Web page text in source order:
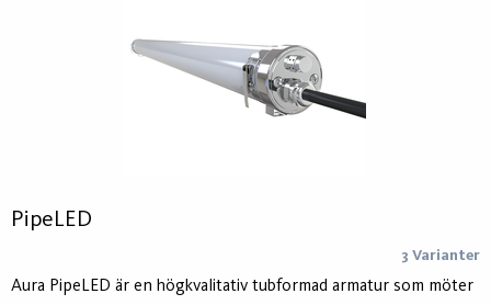
PipeLED
3 Varianter
Aura PipeLED är en högkvalitativ tubformad armatur som möter